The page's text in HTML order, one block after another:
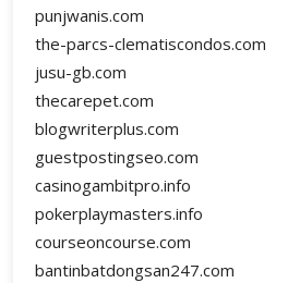
punjwanis.com
the-parcs-clematiscondos.com
jusu-gb.com
thecarepet.com
blogwriterplus.com
guestpostingseo.com
casinogambitpro.info
pokerplaymasters.info
courseoncourse.com
bantinbatdongsan247.com